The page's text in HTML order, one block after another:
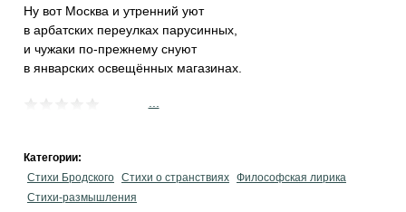
Ну вот Москва и утренний уют
в арбатских переулках парусинных,
и чужаки по-прежнему снуют
в январских освещённых магазинах.
Категории:
Стихи Бродского Стихи о странствиях Философская лирика
Стихи-размышления